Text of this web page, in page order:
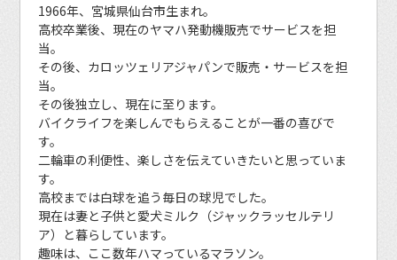
1966年、宮城県仙台市生まれ。
高校卒業後、現在のヤマハ発動機販売でサービスを担
当。
その後、カロッツェリアジャパンで販売・サービスを担
当。
その後独立し、現在に至ります。
バイクライフを楽しんでもらえることが一番の喜びで
す。
二輪車の利便性、楽しさを伝えていきたいと思っていま
す。
高校までは白球を追う毎日の球児でした。
現在は妻と子供と愛犬ミルク（ジャックラッセルテリ
ア）と暮らしています。
趣味は、ここ数年ハマっているマラソン。